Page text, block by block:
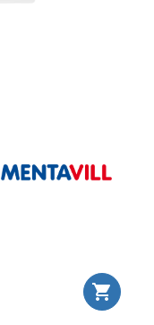
shopping_cart